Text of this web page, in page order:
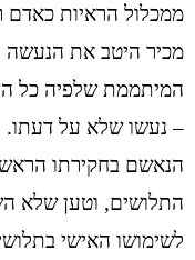
ממכלול הראיות כאדם
מכיר היטב את הנעשה
המיתממת שלפיה כל
– נעשו שלא על דעתו.
הנאשם בחקירתו
התלושים, וטען שלא
לשימושו האישי